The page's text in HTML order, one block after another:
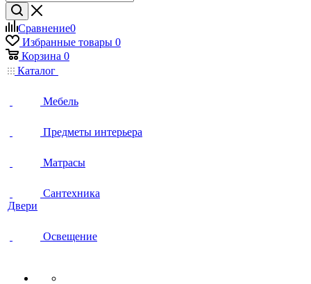
Сравнение0
Избранные товары 0
Корзина 0
Каталог
Мебель
Предметы интерьера
Матрасы
Сантехника
Двери
Освещение